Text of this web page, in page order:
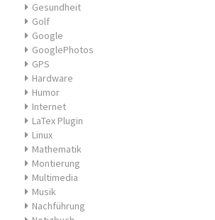
Gesundheit
Golf
Google
GooglePhotos
GPS
Hardware
Humor
Internet
LaTex Plugin
Linux
Mathematik
Montierung
Multimedia
Musik
Nachführung